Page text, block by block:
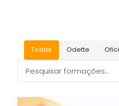
Todas Odette